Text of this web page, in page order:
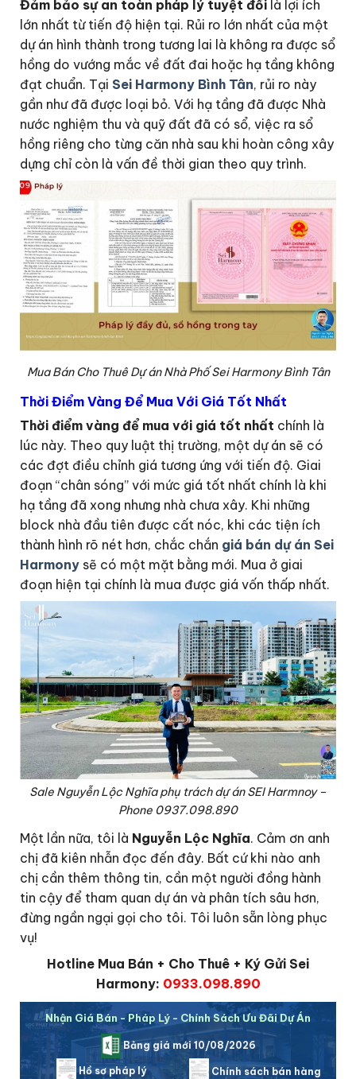
Đảm bảo sự an toàn pháp lý tuyệt đối là lợi ích
lớn nhất từ tiến độ hiện tại. Rủi ro lớn nhất của một
dự án hình thành trong tương lai là không ra được sổ
hồng do vướng mắc về đất đai hoặc hạ tầng không
đạt chuẩn. Tại Sei Harmony Bình Tân, rủi ro này
gần như đã được loại bỏ. Với hạ tầng đã được Nhà
nước nghiệm thu và quỹ đất đã có sổ, việc ra sổ
hồng riêng cho từng căn nhà sau khi hoàn công xây
dựng chỉ còn là vấn đề thời gian theo quy trình.
Mua Bán Cho Thuê Dự án Nhà Phố Sei Harmony Bình Tân
Thời Điểm Vàng Để Mua Với Giá Tốt Nhất
Thời điểm vàng để mua với giá tốt nhất chính là
lúc này. Theo quy luật thị trường, một dự án sẽ có
các đợt điều chỉnh giá tương ứng với tiến độ. Giai
đoạn “chân sóng” với mức giá tốt nhất chính là khi
hạ tầng đã xong nhưng nhà chưa xây. Khi những
block nhà đầu tiên được cất nóc, khi các tiện ích
thành hình rõ nét hơn, chắc chắn giá bán dự án Sei
Harmony sẽ có một mặt bằng mới. Mua ở giai
đoạn hiện tại chính là mua được giá vốn thấp nhất.
Sale Nguyễn Lộc Nghĩa phụ trách dự án SEI Harmnoy –
Phone 0937.098.890
Một lần nữa, tôi là Nguyễn Lộc Nghĩa. Cảm ơn anh
chị đã kiên nhẫn đọc đến đây. Bất cứ khi nào anh
chị cần thêm thông tin, cần một người đồng hành
tin cậy để tham quan dự án và phân tích sâu hơn,
đừng ngần ngại gọi cho tôi. Tôi luôn sẵn lòng phục
vụ!
Hotline Mua Bán + Cho Thuê + Ký Gửi Sei
Harmony: 0933.098.890
Nhận Giá Bán - Pháp Lý - Chính Sách Ưu Đãi Dự Án
Bảng giá mới 10/08/2026
Hồ sơ pháp lý Chính sách bán hàng